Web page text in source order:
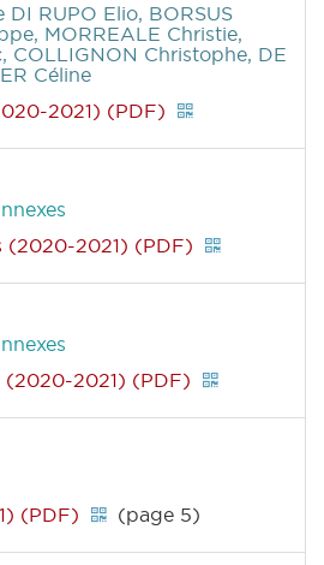
DI RUPO Elio, BORSUS
MORREALE Christie,
COLLIGNON Christophe, DE
Céline
2021) (PDF)
(2020-2021) (PDF)
(2020-2021) (PDF)
(PDF)
(page 5)